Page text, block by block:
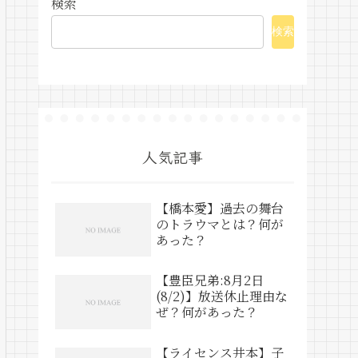
検索
検索
人気記事
【橋本愛】過去の舞台
のトラウマとは？何が
あった？
【豊臣兄弟:8月2日
(8/2)】放送休止理由な
ぜ？何があった？
【ライセンス井本】子